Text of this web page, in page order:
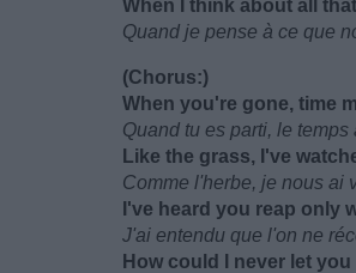
When I think about all
Quand je pense à ce que
(Chorus:)
When you're gone, time
Quand tu es parti, le
Like the grass, I've
Comme l'herbe, je nous ai
I've heard you reap only
J'ai entendu que l'on ne
How could I never let